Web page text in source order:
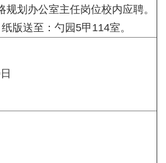
规划办公室主任岗位校内应聘。
版送至：勺园5甲114室。